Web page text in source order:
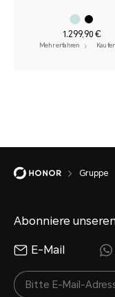
1.299,90 €
Mehr erfahren Kaufen
Gruppe
Abonniere
E-Mail